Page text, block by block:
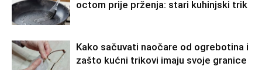
octom prije prženja: stari kuhinjski trik
Kako sačuvati naočare od ogrebotina i
zašto kućni trikovi imaju svoje granice